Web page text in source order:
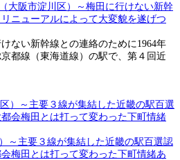
大阪市淀川区）～梅田に行けない新幹
ニューアルによって大変貌を遂げつ
ない新幹線との連絡のために1964年
京都線（東海道線）の駅で、第４回近
～主要３線が集結した近畿の駅百選認
梅田とは打って変わった下町情緒あ